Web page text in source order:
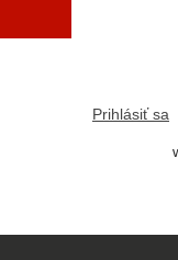
Prihlásiť sa